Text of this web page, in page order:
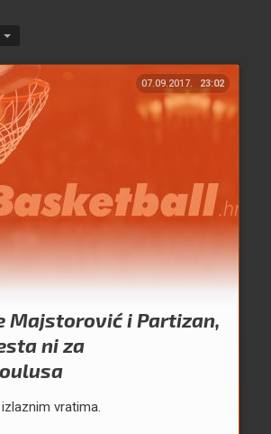
07.09.2017. 23:02
Majstorović i Partizan,
ni za
vratima.